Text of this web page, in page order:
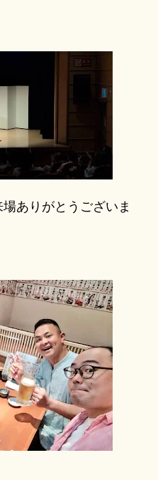
ありがとうございま